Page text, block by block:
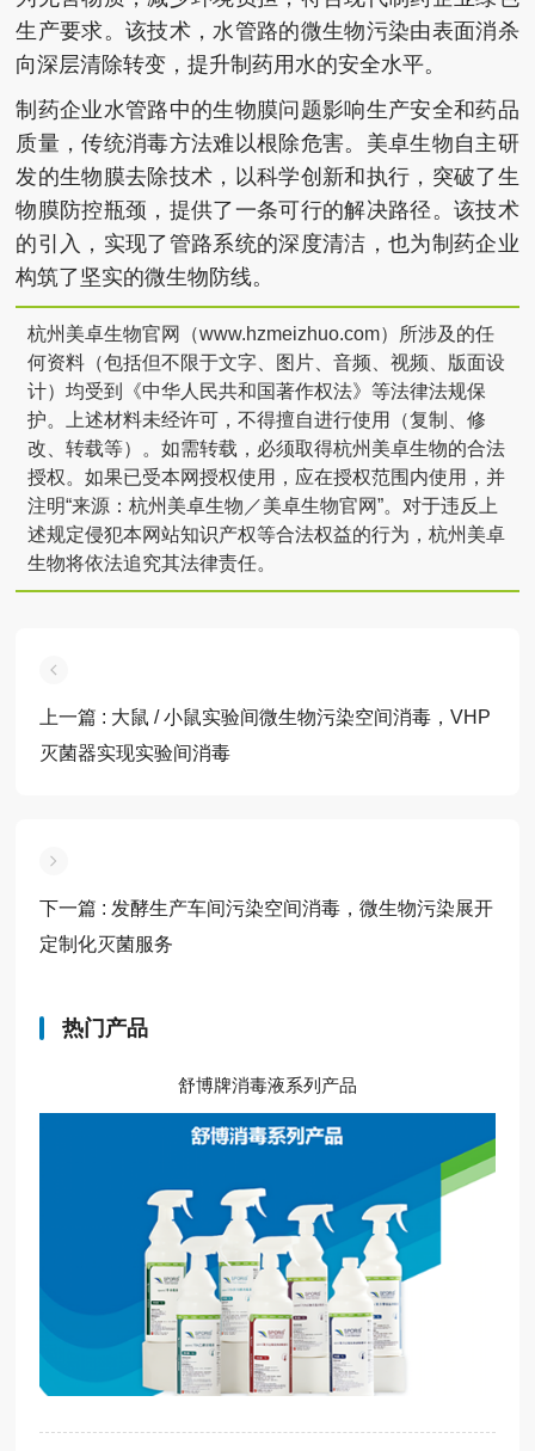
生产要求。该技术，水管路的微生物污染由表面消杀
向深层清除转变，提升制药用水的安全水平。
制药企业水管路中的生物膜问题影响生产安全和药品
质量，传统消毒方法难以根除危害。美卓生物自主研
发的生物膜去除技术，以科学创新和执行，突破了生
物膜防控瓶颈，提供了一条可行的解决路径。该技术
的引入，实现了管路系统的深度清洁，也为制药企业
构筑了坚实的微生物防线。
杭州美卓生物官网（www.hzmeizhuo.com）所涉及的任
何资料（包括但不限于文字、图片、音频、视频、版面设
计）均受到《中华人民共和国著作权法》等法律法规保
护。上述材料未经许可，不得擅自进行使用（复制、修
改、转载等）。如需转载，必须取得杭州美卓生物的合法
授权。如果已受本网授权使用，应在授权范围内使用，并
注明“来源：杭州美卓生物／美卓生物官网”。对于违反上
述规定侵犯本网站知识产权等合法权益的行为，杭州美卓
生物将依法追究其法律责任。
上一篇 : 大鼠 / 小鼠实验间微生物污染空间消毒，VHP
灭菌器实现实验间消毒
下一篇 : 发酵生产车间污染空间消毒，微生物污染展开
定制化灭菌服务
热门产品
舒博牌消毒液系列产品